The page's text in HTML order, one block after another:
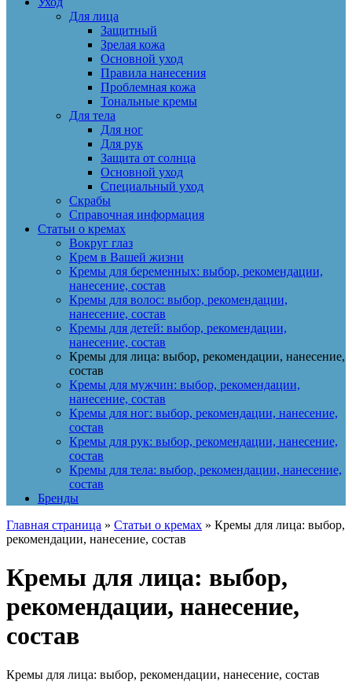
Для лица
Защитный
Зрелая кожа
Основной уход
Правила нанесения
Проблемная кожа
Тональные кремы
Для тела
Для ног
Для рук
Защита от солнца
Основной уход
Специальный уход
Скрабы
Справочная информация
Статьи о кремах
Вокруг глаз
Крем в Вашей жизни
Кремы для беременных: выбор, рекомендации,
нанесение, состав
Кремы для волос: выбор, рекомендации,
нанесение, состав
Кремы для детей: выбор, рекомендации,
нанесение, состав
Кремы для лица: выбор, рекомендации, нанесение,
состав
Кремы для мужчин: выбор, рекомендации,
нанесение, состав
Кремы для ног: выбор, рекомендации, нанесение,
состав
Кремы для рук: выбор, рекомендации, нанесение,
состав
Кремы для тела: выбор, рекомендации, нанесение,
состав
Бренды
Главная страница » Статьи о кремах » Кремы для лица: выбор,
рекомендации, нанесение, состав
Кремы для лица: выбор,
рекомендации, нанесение,
состав
Кремы для лица: выбор, рекомендации, нанесение, состав